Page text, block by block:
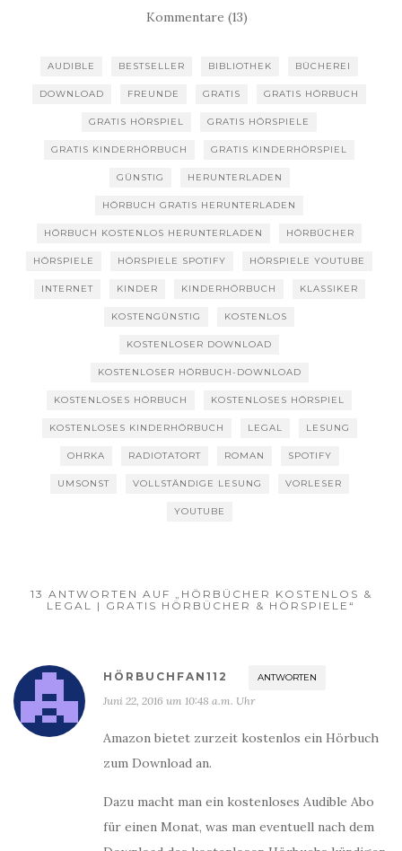
Kommentare (13)
AUDIBLE BESTSELLER BIBLIOTHEK BÜCHEREI
DOWNLOAD FREUNDE GRATIS GRATIS HÖRBUCH
GRATIS HÖRSPIEL GRATIS HÖRSPIELE
GRATIS KINDERHÖRBUCH GRATIS KINDERHÖRSPIEL
GÜNSTIG HERUNTERLADEN
HÖRBUCH GRATIS HERUNTERLADEN
HÖRBUCH KOSTENLOS HERUNTERLADEN HÖRBÜCHER
HÖRSPIELE HÖRSPIELE SPOTIFY HÖRSPIELE YOUTUBE
INTERNET KINDER KINDERHÖRBUCH KLASSIKER
KOSTENGÜNSTIG KOSTENLOS
KOSTENLOSER DOWNLOAD
KOSTENLOSER HÖRBUCH-DOWNLOAD
KOSTENLOSES HÖRBUCH KOSTENLOSES HÖRSPIEL
KOSTENLOSES KINDERHÖRBUCH LEGAL LESUNG
OHRKA RADIOTATORT ROMAN SPOTIFY
UMSONST VOLLSTÄNDIGE LESUNG VORLESER
YOUTUBE
13 ANTWORTEN AUF „HÖRBÜCHER KOSTENLOS &
LEGAL | GRATIS HÖRBÜCHER & HÖRSPIELE“
HÖRBUCHFAN112 ANTWORTEN
Juni 22, 2016 um 10:48 a.m. Uhr
Amazon bietet zurzeit kostenlos ein Hörbuch
zum Download an.
Dazu macht man ein kostenloses Audible Abo
für einen Monat, was man eventuell nach dem